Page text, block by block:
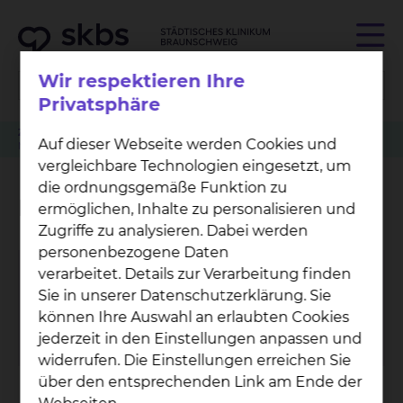
Zuweiser
Muslimischer Besuchsdienst
Muslimischer Besuchsdienst
Mo­na Al-Mas­ri
Salzdahlumer Straße 90, 38126 Braunschweig
Celler Straße 38, 38114 Braunschweig
Wir respektieren Ihre
Privatsphäre
Auf dieser Webseite werden Cookies und
vergleichbare Technologien eingesetzt, um
die ordnungsgemäße Funktion zu
ermöglichen, Inhalte zu personalisieren und
Zugriffe zu analysieren. Dabei werden
personenbezogene Daten
verarbeitet. Details zur Verarbeitung finden
Sie in unserer Datenschutzerklärung. Sie
können Ihre Auswahl an erlaubten Cookies
jederzeit in den Einstellungen anpassen und
widerrufen. Die Einstellungen erreichen Sie
über den entsprechenden Link am Ende der